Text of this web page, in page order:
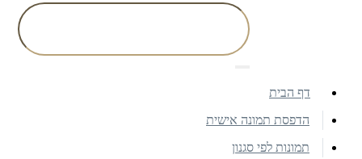
דף הבית
הדפסת תמונה אישית
תמונות לפי סגנון